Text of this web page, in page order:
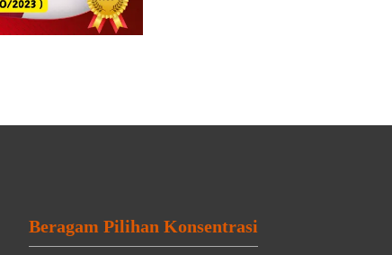
Beragam Pilihan Konsentrasi